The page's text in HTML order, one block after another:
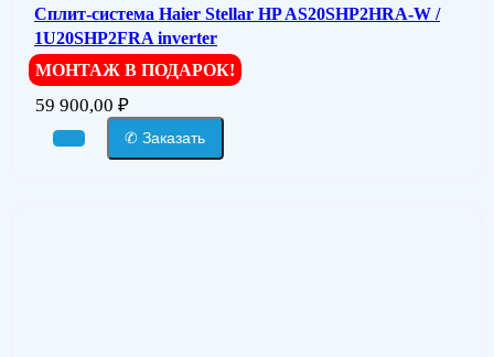
Сплит-система Haier Stellar HP AS20SHP2HRA-W /
1U20SHP2FRA inverter
МОНТАЖ В ПОДАРОК!
59 900,00 ₽
✆ Заказать